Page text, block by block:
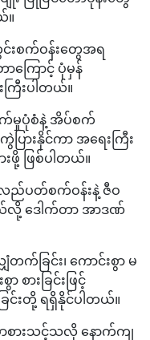
။
းစက်ဝန်းတွေအရ
ကြောင့် ပုံမှန်
ြီးပါတယ်။
က်မှုပုံစံနဲ့ အိပ်စက်
ြားနိုင်ကာ အရေးကြီး
ဖို့ ဖြစ်ပါတယ်။
လည်ပတ်စက်ဝန်းနဲ့ ဇီဝ
လို့ ဒေါက်တာ အာဒဏ်
က်ခြင်း၊ ကောင်းစွာ မ
စားခြင်းဖြင့်
ြင်းတို့ ရရှိနိုင်ပါတယ်။
ာစားသင့်သလို နောက်ကျ